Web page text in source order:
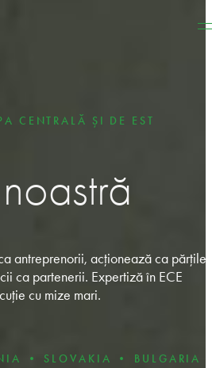
CENTRALĂ ȘI DE EST
antreprenorii, acționează ca părțile
ca partenerii. Expertiză în ECE
cu mize mari.
• BULGARIA • CZECH